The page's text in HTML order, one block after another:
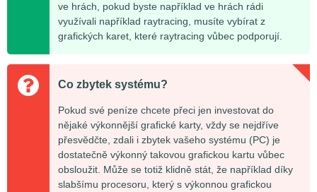
ve hrách, pokud byste například ve hrách rádi
využívali například raytracing, musíte vybírat z
grafických karet, které raytracing vůbec podporují.
Co zbytek systému?
Pokud své peníze chcete přeci jen investovat do
nějaké výkonnější grafické karty, vždy se nejdříve
přesvědčte, zdali i zbytek vašeho systému (PC) je
dostatečně výkonný takovou grafickou kartu vůbec
obsloužit. Může se totiž klidně stát, že například díky
slabšímu procesoru, který s výkonnou grafickou